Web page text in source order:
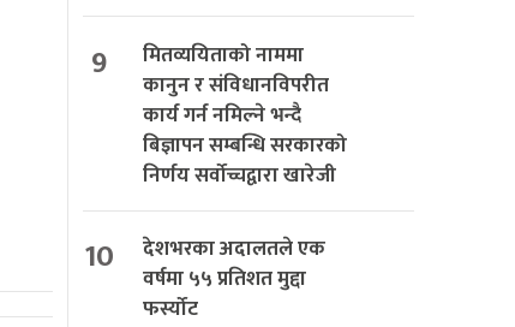
9
मितव्ययिताको नाममा
कानुन र संविधानविपरीत
कार्य गर्न नमिल्ने भन्दै
बिज्ञापन सम्बन्धि सरकारको
निर्णय सर्वोच्चद्वारा खारेजी
10
देशभरका अदालतले एक
वर्षमा ५५ प्रतिशत मुद्दा
फर्स्योट